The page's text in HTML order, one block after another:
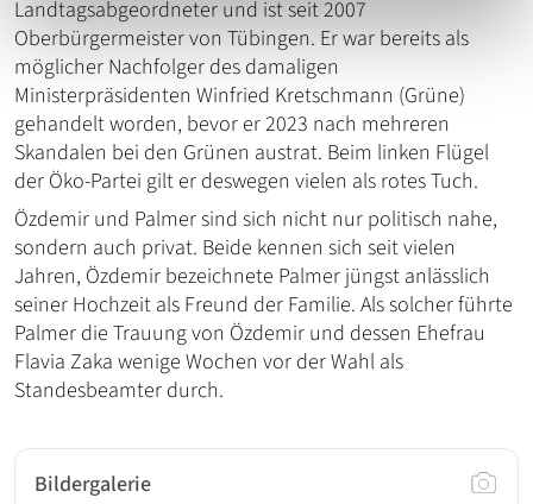
Landtagsabgeordneter und ist seit 2007
Oberbürgermeister von Tübingen. Er war bereits als
möglicher Nachfolger des damaligen
Ministerpräsidenten Winfried Kretschmann (Grüne)
gehandelt worden, bevor er 2023 nach mehreren
Skandalen bei den Grünen austrat. Beim linken Flügel
der Öko-Partei gilt er deswegen vielen als rotes Tuch.
Özdemir und Palmer sind sich nicht nur politisch nahe,
sondern auch privat. Beide kennen sich seit vielen
Jahren, Özdemir bezeichnete Palmer jüngst anlässlich
seiner Hochzeit als Freund der Familie. Als solcher führte
Palmer die Trauung von Özdemir und dessen Ehefrau
Flavia Zaka wenige Wochen vor der Wahl als
Standesbeamter durch.
Bildergalerie